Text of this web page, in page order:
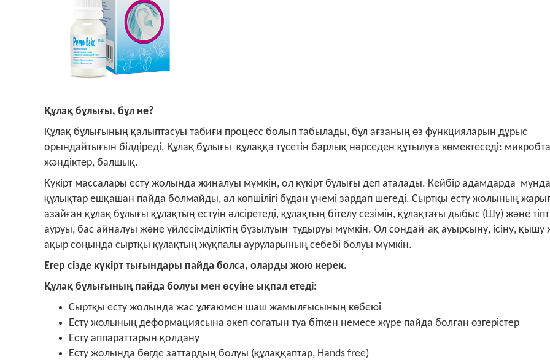
Құлақ бұлығы, бұл не?
Құлақ бұлығының қалыптасуы табиғи процесс болып табылады, бұл ағзаның өз функцияларын дұрыс
орындайтығын білдіреді. Құлақ бұлығы құлаққа түсетін барлық нәрседен құтылуға көмектеседі:
жәндіктер, балшық.
Күкірт массалары есту жолында жиналуы мүмкін, ол күкірт бұлығы деп аталады. Кейбір адамдарда
құлықтар ешқашан пайда болмайды, ал көпшілігі бұдан үнемі зардап шегеді. Сыртқы есту жолының
азайған құлақ бұлығы құлақтың естуін әлсіретеді, құлақтың бітелу сезімін, құлақтағы дыбыс (Шу) және
ауруы, бас айналуы және үйлесімділіктің бұзылуын тудыруы мүмкін. Ол сондай-ақ ауырсыну, ісіну, қышу
ақыр соңында сыртқы құлақтың жұқпалы ауруларының себебі болуы мүмкін.
Егер сізде күкірт тығындары пайда болса, оларды жою керек.
Құлақ бұлығының пайда болуы мен өсуіне ықпал етеді:
Сыртқы есту жолында жас ұлғаюмен шаш жамылғысының көбеюі
Есту жолының деформациясына әкеп соғатын туа біткен немесе жүре пайда болған өзгерістер
Есту аппараттарын қолдану
Есту жолында бөгде заттардың болуы (құлаққаптар, Hands free)